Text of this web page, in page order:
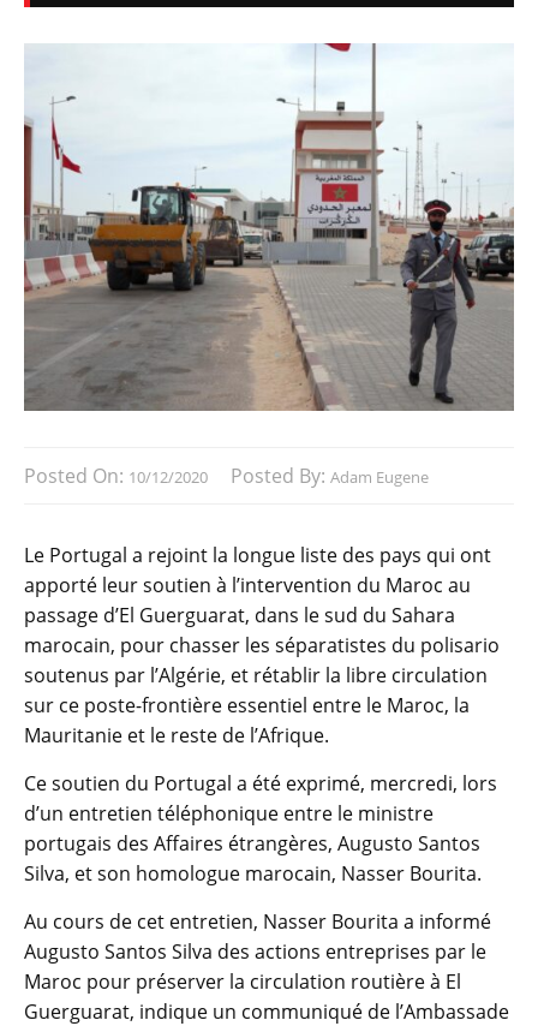
Posted On: 10/12/2020 Posted By: Adam Eugene
Le Portugal a rejoint la longue liste des pays qui ont
apporté leur soutien à l’intervention du Maroc au
passage d’El Guerguarat, dans le sud du Sahara
marocain, pour chasser les séparatistes du polisario
soutenus par l’Algérie, et rétablir la libre circulation
sur ce poste-frontière essentiel entre le Maroc, la
Mauritanie et le reste de l’Afrique.
Ce soutien du Portugal a été exprimé, mercredi, lors
d’un entretien téléphonique entre le ministre
portugais des Affaires étrangères, Augusto Santos
Silva, et son homologue marocain, Nasser Bourita.
Au cours de cet entretien, Nasser Bourita a informé
Augusto Santos Silva des actions entreprises par le
Maroc pour préserver la circulation routière à El
Guerguarat, indique un communiqué de l’Ambassade